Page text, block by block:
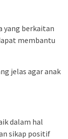
yang berkaitan
membantu
jelas agar anak
dalam hal
sikap positif